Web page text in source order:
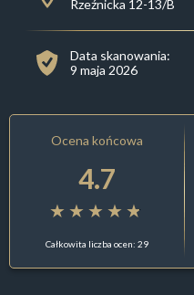
Rzeźnicka 12-13/B
Data skanowania:
9 maja 2026
Ocena końcowa
4.7
Całkowita liczba ocen: 29